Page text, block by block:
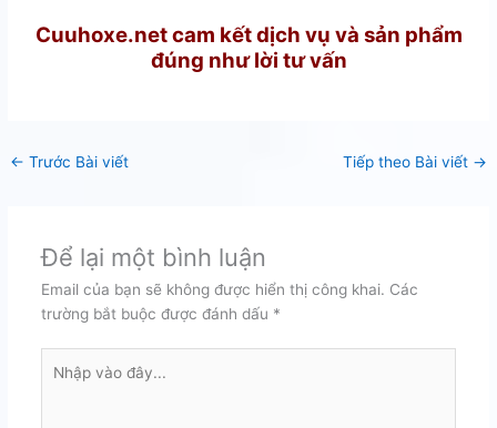
Cuuhoxe.net cam kết dịch vụ và sản phẩm
đúng như lời tư vấn
← Trước Bài viết Tiếp theo Bài viết →
Để lại một bình luận
Email của bạn sẽ không được hiển thị công khai. Các
trường bắt buộc được đánh dấu *
vào